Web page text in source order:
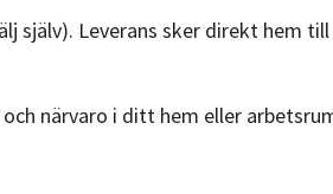
själv). Leverans sker direkt hem
närvaro i ditt hem eller